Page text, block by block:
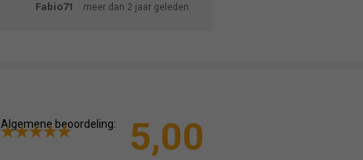
Fabio71 meer dan 2 jaar geleden
Algemene beoordeling: 5,00